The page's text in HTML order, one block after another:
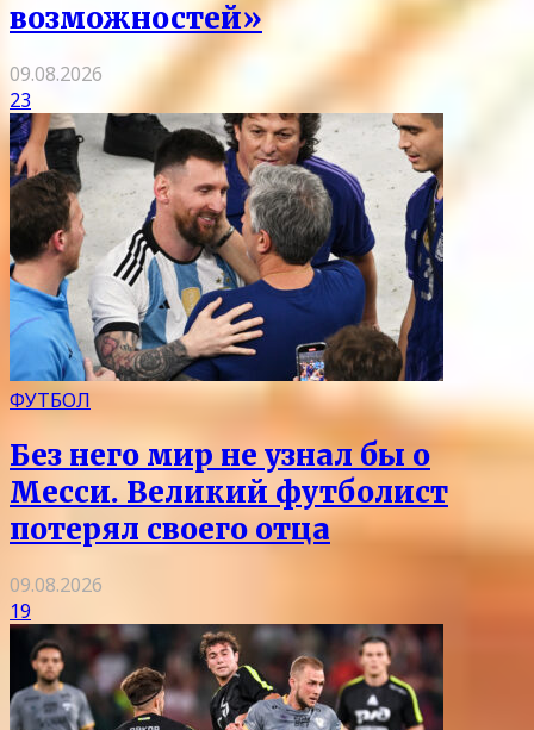
возможностей»
09.08.2026
23
ФУТБОЛ
Без него мир не узнал бы о
Месси. Великий футболист
потерял своего отца
09.08.2026
19